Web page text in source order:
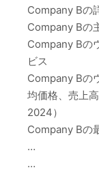
Company Bの
Company Bの
Company Bの
ビス
Company Bの
均価格、売上
2024）
Company Bの
…
…